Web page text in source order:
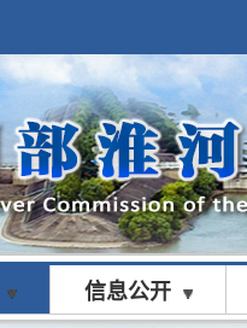
信息公开